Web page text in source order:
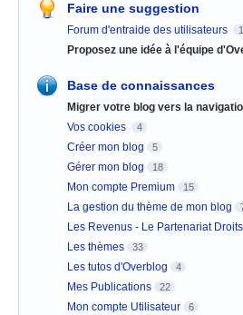
Faire une suggestion
Forum d'entraide des utilisateurs
Proposez une idée à l'équipe
Base de connaissances
Migrer votre blog vers la
Vos cookies 4
Créer mon blog 5
Gérer mon blog 18
Mon compte Premium 15
La gestion du thème de mon blog
Les Revenus - Le Partenariat
Les thèmes 33
Les tutos d'Overblog 4
Mes Publications 22
Mon compte Utilisateur 6